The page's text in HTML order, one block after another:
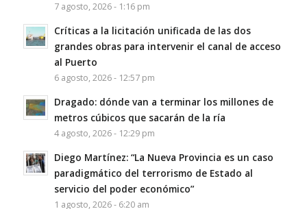
7 agosto, 2026 - 1:16 pm
Críticas a la licitación unificada de las dos
grandes obras para intervenir el canal de acceso
al Puerto
6 agosto, 2026 - 12:57 pm
Dragado: dónde van a terminar los millones de
metros cúbicos que sacarán de la ría
4 agosto, 2026 - 12:29 pm
Diego Martínez: “La Nueva Provincia es un caso
paradigmático del terrorismo de Estado al
servicio del poder económico”
1 agosto, 2026 - 6:20 am